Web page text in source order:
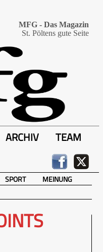
MFG - Das Magazin
St. Pöltens gute Seite
ARCHIV TEAM
SPORT MEINUNG